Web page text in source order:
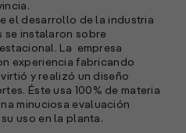
el desarrollo de la industria
se instalaron sobre
La empresa
experiencia fabricando
y realizó un diseño
Éste usa 100% de materia
minuciosa evaluación
uso en la planta.